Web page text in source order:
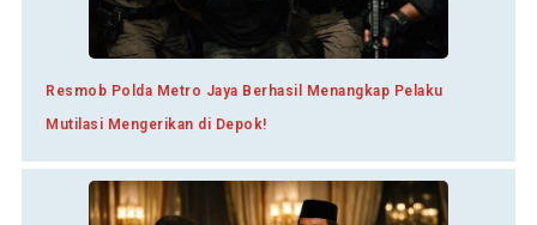
Resmob Polda Metro Jaya Berhasil Menangkap Pelaku
Mutilasi Mengerikan di Depok!